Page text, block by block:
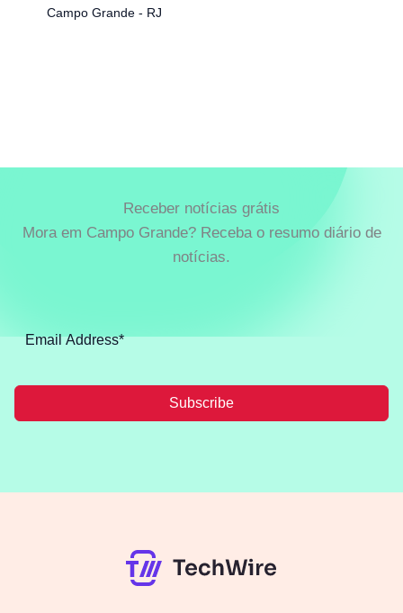
Campo Grande - RJ
Receber notícias grátis
Mora em Campo Grande? Receba o resumo diário de
notícias.
Subscribe